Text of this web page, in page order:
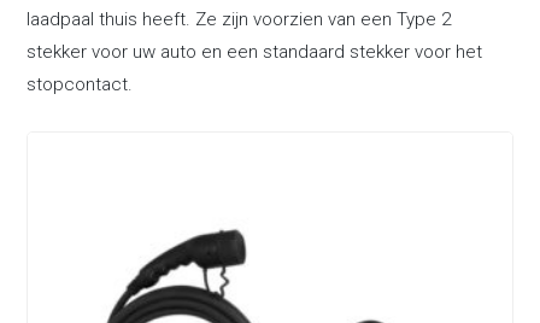
laadpaal thuis heeft. Ze zijn voorzien van een Type 2
stekker voor uw auto en een standaard stekker voor het
stopcontact.